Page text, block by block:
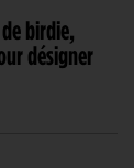
birdie,
désigner